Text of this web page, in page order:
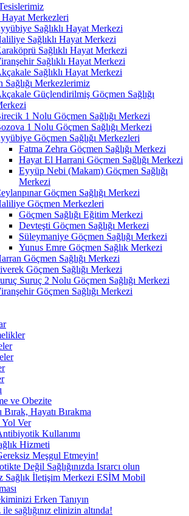
Hayat Merkezleri
Sağlıklı Hayat Merkezi
Sağlıklı Hayat Merkezi
Sağlıklı Hayat Merkezi
Sağlıklı Hayat Merkezi
Sağlıklı Hayat Merkezi
Sağlığı Merkezlerimiz
Güçlendirilmiş Göçmen Sağlığı
1 Nolu Göçmen Sağlığı Merkezi
1 Nolu Göçmen Sağlığı Merkezi
Göçmen Sağlığı Merkezleri
Fatma Zehra Göçmen Sağlığı Merkezi
Hayat El Harrani Göçmen Sağlığı Merkezi
Eyyüp Nebi (Makam) Göçmen Sağlığı
Merkezi
Göçmen Sağlığı Merkezi
Göçmen Merkezleri
Göçmen Sağlığı Eğitim Merkezi
Devteşti Göçmen Sağlığı Merkezi
Süleymaniye Göçmen Sağlığı Merkezi
Yunus Emre Göçmen Sağlık Merkezi
Göçmen Sağlığı Merkezi
Göçmen Sağlığı Merkezi
Suruç 2 Nolu Göçmen Sağlığı Merkezi
Göçmen Sağlığı Merkezi
ve Obezite
Bırak, Hayatı Bırakma
Yol Ver
Kullanımı
Hizmeti
Meşgul Etmeyin!
Değil Sağlığınızda Israrcı olun
Sağlık İletişim Merkezi ESİM Mobil
Erken Tanıyın
ile sağlığınız elinizin altında!